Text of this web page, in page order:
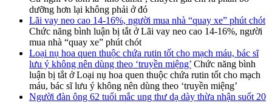
dưỡng hơn lại không phải ở đó
Lãi vay neo cao 14-16%, người mua nhà “quay xe” phút chót
Chức năng bình luận bị tắt ở Lãi vay neo cao 14-16%, người
mua nhà “quay xe” phút chót
Loại nụ hoa quen thuộc chứa rutin tốt cho mạch máu, bác sĩ
lưu ý không nên dùng theo ‘truyền miệng’ Chức năng bình
luận bị tắt ở Loại nụ hoa quen thuộc chứa rutin tốt cho mạch
máu, bác sĩ lưu ý không nên dùng theo ‘truyền miệng’
Người đàn ông 62 tuổi mắc ung thư dạ dày thừa nhận suốt 20